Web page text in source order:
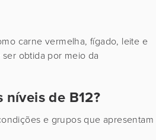
carne vermelha, fígado, leite e
obtida por meio da
de B12?
e grupos que apresentam